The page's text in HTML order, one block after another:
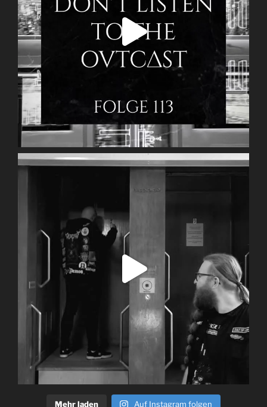
Mehr laden Auf Instagram folgen